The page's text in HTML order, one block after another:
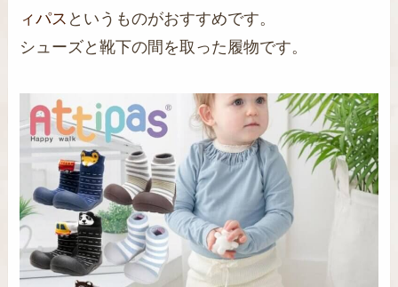
ィパス というものがおすすめです。
シューズと靴下の間を取った履物です。